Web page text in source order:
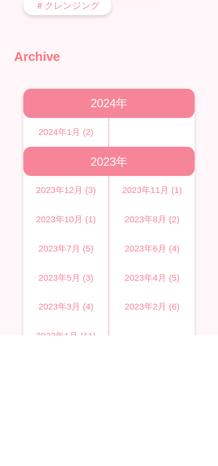
＃クレンジング
Archive
2024年
2024年1月 (2)
2023年
2023年12月 (3) 2023年11月 (1)
2023年10月 (1) 2023年8月 (2)
2023年7月 (5) 2023年6月 (4)
2023年5月 (3) 2023年4月 (5)
2023年3月 (4) 2023年2月 (6)
2023年1月 (11)